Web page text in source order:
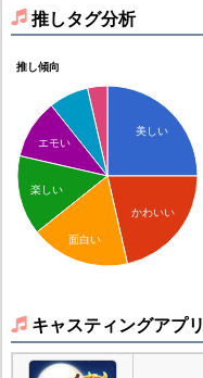
推しタグ分析
推し傾向
美しい
かわいい
エモい
楽しい
面白い
キャスティングアプリ